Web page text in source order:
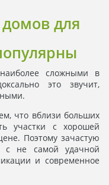
для
сложными в
это звучит,
что вблизи больших
участки с хорошей
Поэтому зачастую
с не самой удачной
и современное